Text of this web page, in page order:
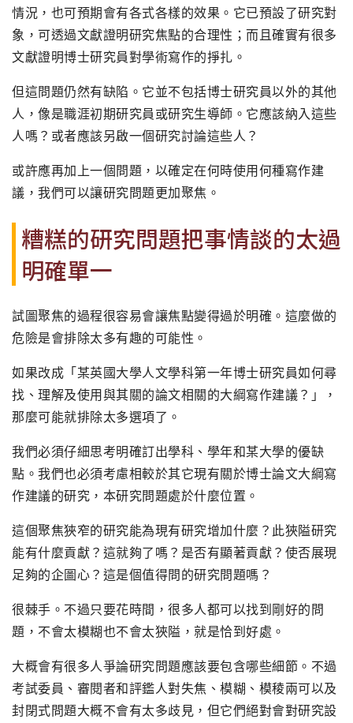
情況，也可預期會有各式各樣的效果。它已預設了研究對
象，可透過文獻證明研究焦點的合理性；而且確實有很多
文獻證明博士研究員對學術寫作的掙扎。
但這問題仍然有缺陷。它並不包括博士研究員以外的其他
人，像是職涯初期研究員或研究生導師。它應該納入這些
人嗎？或者應該另啟一個研究討論這些人？
或許應再加上一個問題，以確定在何時使用何種寫作建
議，我們可以讓研究問題更加聚焦。
糟糕的研究問題把事情談的太過
明確單一
試圖聚焦的過程很容易會讓焦點變得過於明確。這麼做的
危險是會排除太多有趣的可能性。
如果改成「某英國大學人文學科第一年博士研究員如何尋
找、理解及使用與其關的論文相關的大綱寫作建議？」，
那麼可能就排除太多選項了。
我們必須仔細思考明確訂出學科、學年和某大學的優缺
點。我們也必須考慮相較於其它現有關於博士論文大綱寫
作建議的研究，本研究問題處於什麼位置。
這個聚焦狹窄的研究能為現有研究增加什麼？此狹隘研究
能有什麼貢獻？這就夠了嗎？是否有顯著貢獻？使否展現
足夠的企圖心？這是個值得問的研究問題嗎？
很棘手。不過只要花時間，很多人都可以找到剛好的問
題，不會太模糊也不會太狹隘，就是恰到好處。
大概會有很多人爭論研究問題應該要包含哪些細節。不過
考試委員、審閱者和評鑑人對失焦、模糊、模稜兩可以及
封閉式問題大概不會有太多歧見，但它們絕對會對研究設